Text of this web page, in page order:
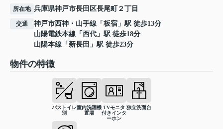
所在地 兵庫県神戸市長田区長尾町 ２丁目
交通 神戸市西神・山手線 「 板宿 」駅 徒歩13分
山陽電鉄本線 「 西代 」駅 徒歩18分
山陽本線 「 新長田 」駅 徒歩23分
物件の特徴
バストイレ
別
室内洗濯機
置場
TVモニタ
付きインタ
ーホン
独立洗面台